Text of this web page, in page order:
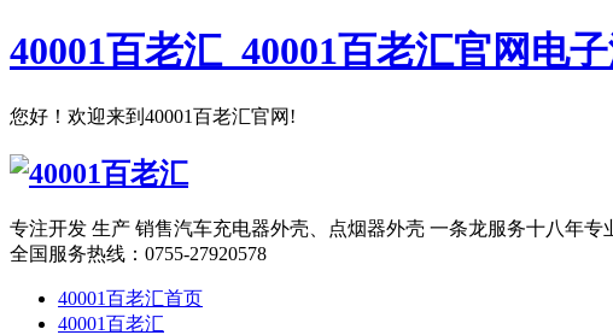
40001百老汇_40001百老汇官网电
您好！欢迎来到40001百老汇官网!
专注开发 生产 销售汽车充电器外壳、点烟器外壳 一条龙服务十八年专
全国服务热线： 0755-27920578
40001百老汇首页
40001百老汇